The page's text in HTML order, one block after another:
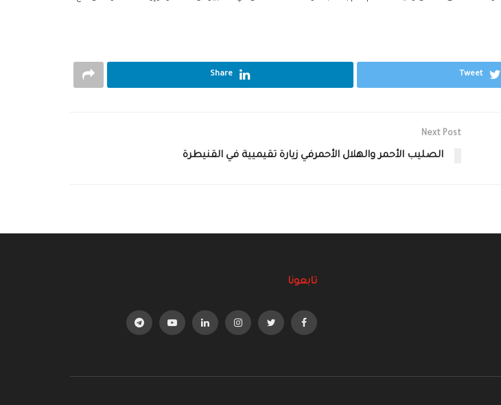
Tweet
Share
Next Post
الصليب الأحمر والهلال الأحمرفي زيارة تقيميية في القنيطرة
تابعونا